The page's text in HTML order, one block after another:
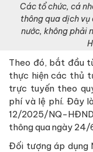
Các tổ chức, cá
thông qua dịch
nước, không phải
Theo đó, bắt đầu
thực hiện các thủ
trực tuyến theo
phí và lệ phí. Đây
12/2025/NQ-
thông qua ngày
Đối tượng áp dụng